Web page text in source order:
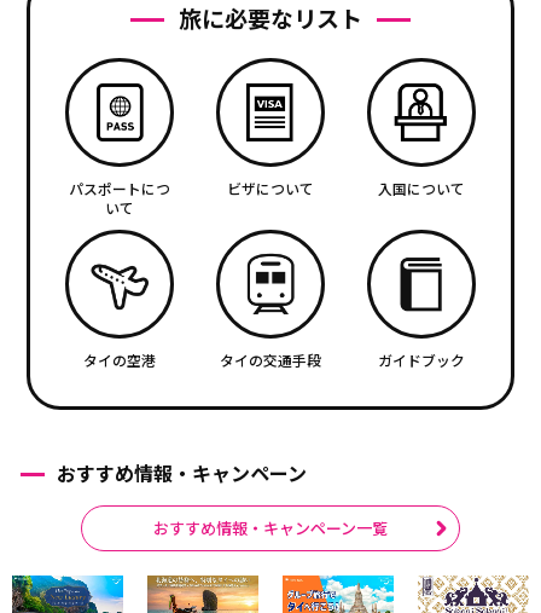
旅に必要なリスト
パスポートにつ
いて
ビザについて 入国について
タイの空港 タイの交通手段 ガイドブック
おすすめ情報・キャンペーン
おすすめ情報・キャンペーン一覧